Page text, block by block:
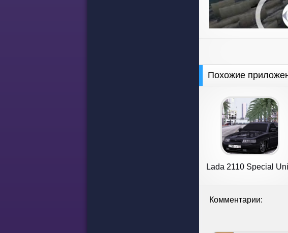
Похожие
Lada 2110 Special
Комментарии: